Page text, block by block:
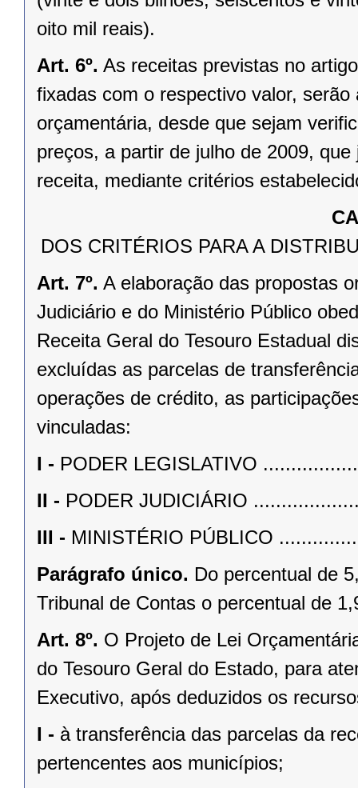
oito mil reais).
Art. 6º. As receitas previstas no
fixadas com o respectivo valor,
orçamentária, desde que sejam
preços, a partir de julho de 2009,
receita, mediante critérios
DOS CRITÉRIOS PARA A
Art. 7º. A elaboração das propostas
Judiciário e do Ministério Público
Receita Geral do Tesouro Estadual
excluídas as parcelas de
operações de crédito, as
vinculadas:
I - PODER LEGISLATIVO
II - PODER JUDICIÁRIO
III - MINISTÉRIO PÚBLICO
Parágrafo único. Do percentual de
Tribunal de Contas o percentual de
Art. 8º. O Projeto de Lei
do Tesouro Geral do Estado, para
Executivo, após deduzidos os
I - à transferência das parcelas da
pertencentes aos municípios;